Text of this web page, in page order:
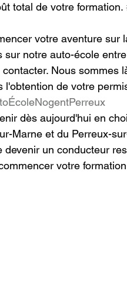
total de votre formation.
votre aventure sur
sur notre auto-école
Nous sommes
l'obtention de votre
dès aujourd'hui en
Marne et du Perreux-
un conducteur
votre